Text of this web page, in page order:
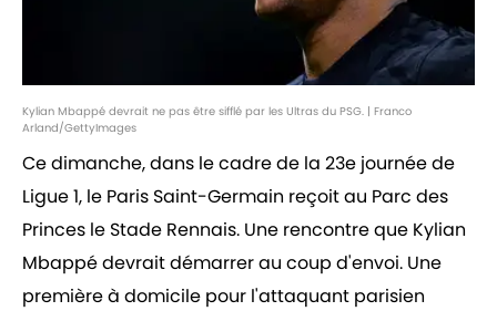
Kylian Mbappé devrait ne pas être sifflé par les Ultras du PSG. | Franco
Arland/GettyImages
Ce dimanche, dans le cadre de la 23e journée de
Ligue 1, le Paris Saint-Germain reçoit au Parc des
Princes le Stade Rennais. Une rencontre que Kylian
Mbappé devrait démarrer au coup d'envoi. Une
première à domicile pour l'attaquant parisien